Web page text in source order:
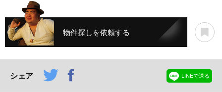
物件探しを依頼する
シェア LINEで送る